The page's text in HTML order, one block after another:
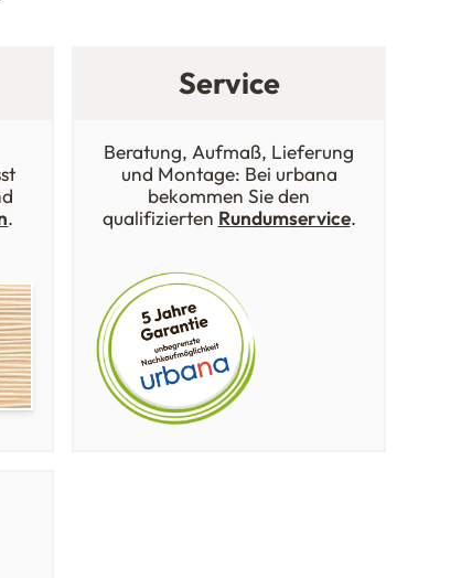
.
Service
Beratung, Aufmaß, Lieferung
und Montage: Bei urbana
bekommen Sie den
qualifizierten Rundumservice.